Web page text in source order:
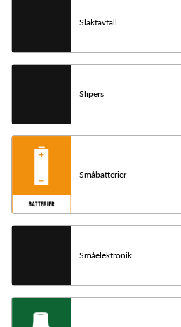
Slaktavfall
Slipers
Småbatterier
Småelektronik